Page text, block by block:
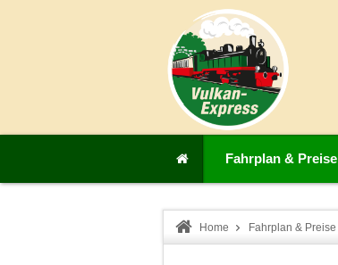
Fahrplan & Preise
Home Fahrplan & Preise